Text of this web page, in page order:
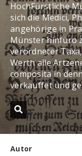
HochFürstliche
sich die Medici,
angehörige in
Münster hinfüro
verordneter
Werth alle
composita in
verkauffet und
Autor